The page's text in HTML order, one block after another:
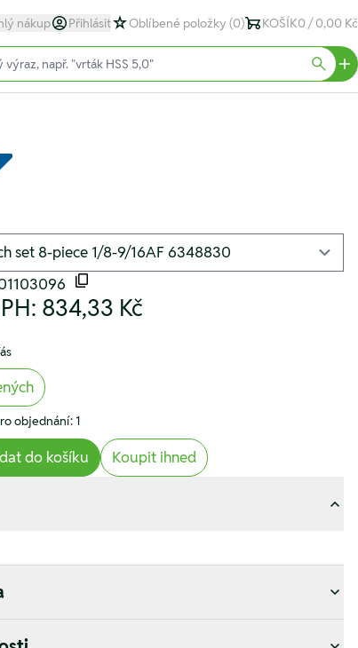
nákup Přihlásit Oblíbené položky (0) KOŠÍK0 / 0,00 Kč
834,33 Kč
objednání: 1
do košíku Koupit ihned